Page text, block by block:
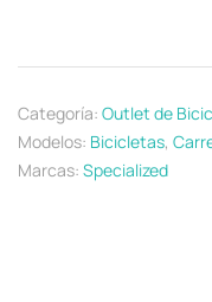
Categoría: Outlet de
Modelos: Bicicletas,
Marcas: Specialized